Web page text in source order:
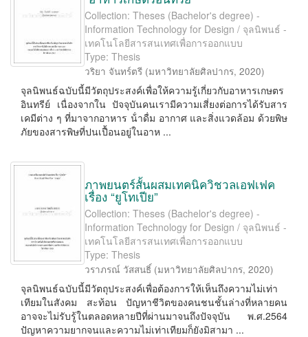
Collection: Theses (Bachelor's degree) -
Information Technology for Design / จุลนิพนธ์ -
เทคโนโลยีสารสนเทศเพื่อการออกแบบ
Type: Thesis
วริยา จันทร์ตรี (มหาวิทยาลัยศิลปากร, 2020)
จุลนิพนธ์ฉบับนี้มีวัตถุประสงค์เพื่อให้ความรู้เกี่ยวกับอาหารเกษตร
อินทรีย์ เนื่องจากใน ปัจจุบันคนเรามีความเสี่ยงต่อการได้รับสาร
เคมีต่าง ๆ ที่มาจากอาหาร น้ําดื่ม อากาศ และสิ่งแวดล้อม ด้วยพิษ
ภัยของสารพิษที่ปนเปื้อนอยู่ในอาห ...
ภาพยนตร์สั้นผสมเทคนิควิชวลเอฟเฟค
เรื่อง “ยูโทเปีย”
Collection: Theses (Bachelor's degree) -
Information Technology for Design / จุลนิพนธ์ -
เทคโนโลยีสารสนเทศเพื่อการออกแบบ
Type: Thesis
วราภรณ์ วัสสนธิ์ (มหาวิทยาลัยศิลปากร, 2020)
จุลนิพนธ์ฉบับนี้มีวัตถุประสงค์เพื่อต้องการให้เห็นถึงความไม่เท่า
เทียมในสังคม สะท้อน ปัญหาชีวิตของคนชนชั้นล่างที่หลายคน
อาจจะไม่รับรู้ในตลอดหลายปีที่ผ่านมาจนถึงปัจจุบัน พ.ศ.2564
ปัญหาความยากจนและความไม่เท่าเทียมก็ยังมิสามา ...